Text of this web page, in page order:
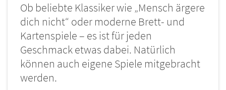
Ob beliebte Klassiker wie „Mensch ärgere
dich nicht“ oder moderne Brett- und
Kartenspiele – es ist für jeden
Geschmack etwas dabei. Natürlich
können auch eigene Spiele mitgebracht
werden.